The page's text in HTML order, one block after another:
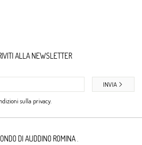
ALLA NEWSLETTER
sulla privacy.
INVIA
DI AUDDINO ROMINA .